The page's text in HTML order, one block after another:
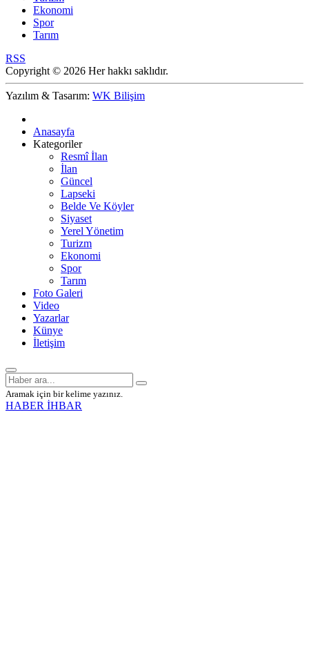
Ekonomi
Spor
Tarım
RSS
Copyright © 2026 Her hakkı saklıdır.
Yazılım & Tasarım: WK Bilişim
Anasayfa
Kategoriler
Resmî İlan
İlan
Güncel
Lapseki
Belde Ve Köyler
Siyaset
Yerel Yönetim
Turizm
Ekonomi
Spor
Tarım
Foto Galeri
Video
Yazarlar
Künye
İletişim
Aramak için bir kelime yazınız.
HABER İHBAR